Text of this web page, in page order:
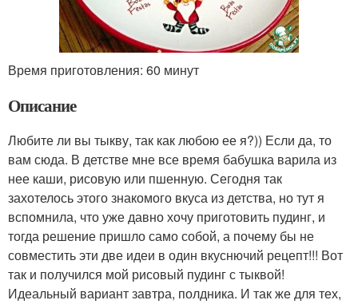
Время приготовления: 60 минут
Описание
Любите ли вы тыкву, так как любою ее я?)) Если да, то
вам сюда. В детстве мне все время бабушка варила из
нее каши, рисовую или пшенную. Сегодня так
захотелось этого знакомого вкуса из детства, но тут я
вспомнила, что уже давно хочу приготовить пудинг, и
тогда решение пришло само собой, а почему бы не
совместить эти две идеи в один вкуснючий рецепт!!! Вот
так и получился мой рисовый пудинг с тыквой!
Идеальный вариант завтра, полдника. И так же для тех,